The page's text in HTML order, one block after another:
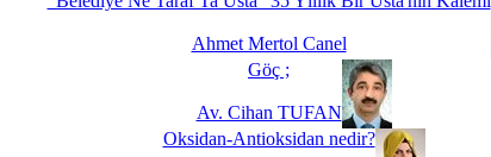
Ahmet Mertol Canel
Göç ;
Av. Cihan TUFAN
Oksidan-Antioksidan nedir?